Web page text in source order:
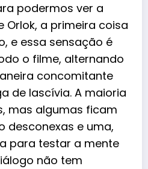
podermos ver a
Orlok, a primeira coisa
e essa sensação é
o filme, alternando
concomitante
de lascívia. A maioria
mas algumas ficam
desconexas e uma,
para testar a mente
não tem